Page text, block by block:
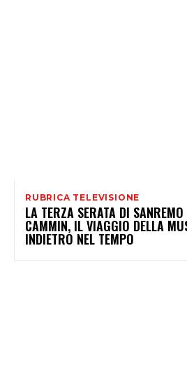
RUBRICA TELEVISIONE
LA TERZA SERATA DI
CAMMIN, IL VIAGGIO DELLA
INDIETRO NEL TEMPO